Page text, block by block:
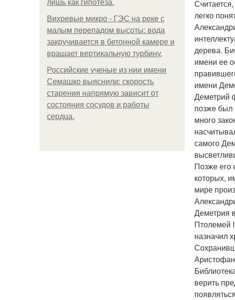
лишь как гипотеза.
Вихревые микро - ГЭС на реке с
малым перепадом высоты: вода
закручивается в бетонной камере и
вращает вертикальную турбину.
Российские ученые из нии имени
Семашко выяснили: скорость
старения напрямую зависит от
состояния сосудов и работы
сердца.
легко
дерева.
имени ее
имени
Деметрий
позже был
много
самого
Позже его
которых,
мире
Деметрия
Птолемей
назначил
верить